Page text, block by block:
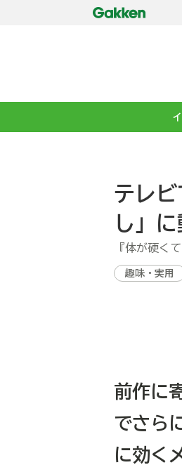
テレ
し」
『体が硬く
趣味・実用
前作に
でさら
に効く